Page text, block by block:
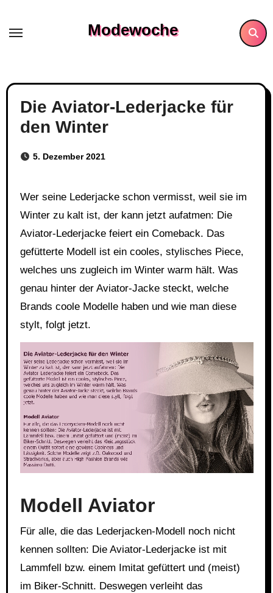
content
Modewoche
Die Aviator-Lederjacke für
den Winter
5. Dezember 2021
Wer seine Lederjacke schon vermisst, weil sie im
Winter zu kalt ist, der kann jetzt aufatmen: Die
Aviator-Lederjacke feiert ein Comeback. Das
gefütterte Modell ist ein cooles, stylisches Piece,
welches uns zugleich im Winter warm hält. Was
genau hinter der Aviator-Jacke steckt, welche
Brands coole Modelle haben und wie man diese
stylt, folgt jetzt.
Link Embed
Modell Aviator
Für alle, die das Lederjacken-Modell noch nicht
kennen sollten: Die Aviator-Lederjacke ist mit
Lammfell bzw. einem Imitat gefüttert und (meist)
im Biker-Schnitt. Deswegen verleiht das